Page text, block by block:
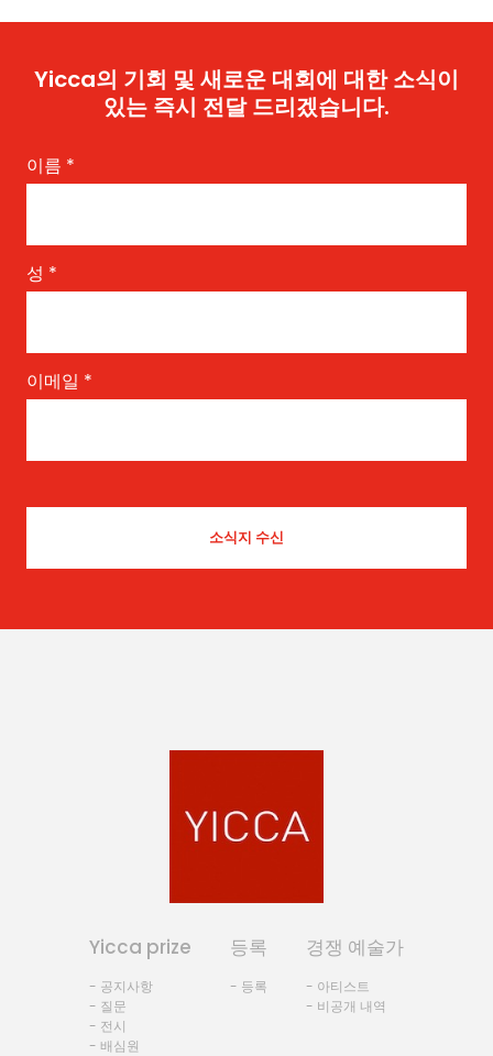
Yicca의 기회 및 새로운 대회에 대한 소식이
있는 즉시 전달 드리겠습니다.
이름 *
성 *
이메일 *
Yicca prize
- 공지사항
- 질문
- 전시
- 배심원
등록
- 등록
경쟁 예술가
- 아티스트
- 비공개 내역